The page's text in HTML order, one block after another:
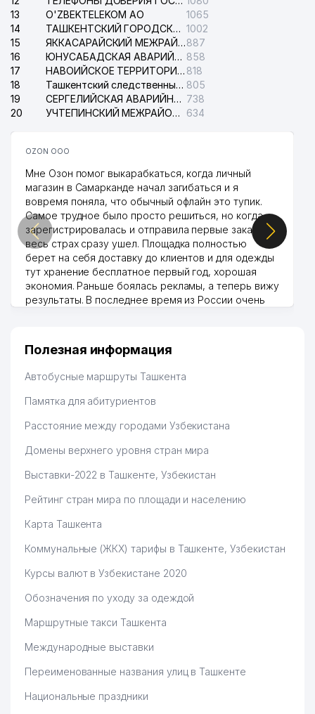
ЖУРНАЛИСТОВ УЗБЕКИСТАНА
ELEGANT TUR LYUKS ООО
GULSHAN STOM ЧП
URAMA KULCHA ООО
39
ТАШКЕНТСКОМ
ГОСУДАРСТВЕННОМ
ЮРИДИЧЕСКОМ
УНИВЕРСИТЕТЕ (ТашГЮИ)
970 м
40
КАФОЛАТ АО СТРАХОВАЯ
КОМПАНИЯ ТАШКЕНТСКИЙ
ГОРОДСКОЙ ФИЛИАЛ ФИЛИАЛ
985 м
41
ДИРЕКЦИЯ ПО ЭКСПЛУАТАЦИИ
997 м
13
O'ZBEKTELEKOM АО
1065
14
ТАШКЕНТСКИЙ ГОРОДСКОЙ СУД ПО ГРАЖДАНСКИМ ДЕЛАМ 1002
15
ЯККАСАРАЙСКИЙ МЕЖРАЙОННЫЙ СУД ПО ГРАЖДАНСКИМ ДЕЛАМ887
16
ЮНУСАБАДСКАЯ АВАРИЙНАЯ СЛУЖБА ЭЛЕКТРОСЕТИ 858
17
НАВОИЙСКОЕ ТЕРРИТОРИАЛЬНОЕ ПРЕДПРИЯТИЕ ЭЛЕКТРОСЕТИ АО 818
18
Ташкентский следственный изолятор 805
19
СЕРГЕЛИЙСКАЯ АВАРИЙНАЯ СЛУЖБА ЭЛЕКТРОСЕТИ 738
20
УЧТЕПИНСКИЙ МЕЖРАЙОННЫЙ СУД ПО ГРАЖДАНСКИМ ДЕЛАМ 634
OZON ООО
Мне Озон помог выкарабкаться, когда личный
магазин в Самарканде начал загибаться и я
вовремя поняла, что обычный офлайн это тупик.
Самое трудное было просто решиться, но когда
зарегистрировалась и отправила первые заказы,
весь страх сразу ушел. Площадка полностью
берет на себя доставку до клиентов и для одежды
тут хранение бесплатное первый год, хорошая
экономия. Раньше боялась рекламы, а теперь вижу
результаты. В последнее время из России очень
Hamida 03.08.2026 12:45:39
Полезная информация
Автобусные маршруты Ташкента
Памятка для абитуриентов
Расстояние между городами Узбекистана
Домены верхнего уровня стран мира
Выставки-2022 в Ташкенте, Узбекистан
Рейтинг стран мира по площади и населению
Карта Ташкента
Коммунальные (ЖКХ) тарифы в Ташкенте, Узбекистан
Курсы валют в Узбекистане 2020
Обозначения по уходу за одеждой
Маршрутные такси Ташкента
Международные выставки
Переименованные названия улиц в Ташкенте
Национальные праздники